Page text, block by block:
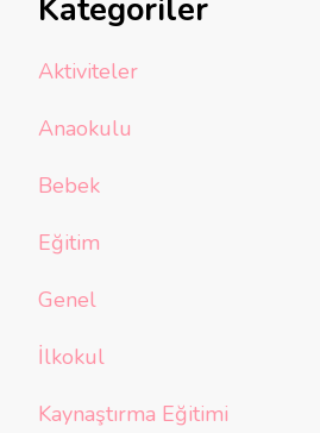
Kategoriler
Aktiviteler
Anaokulu
Bebek
Eğitim
Genel
İlkokul
Kaynaştırma Eğitimi